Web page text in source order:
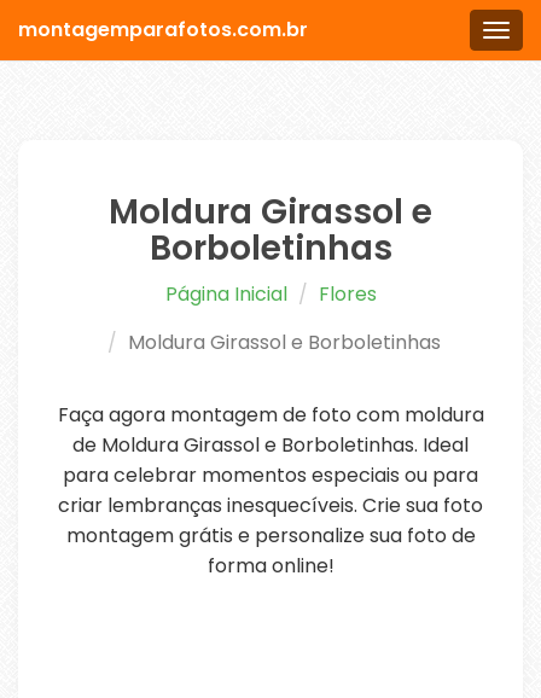
Menu
montagemparafotos.com.br
Moldura Girassol e
Borboletinhas
Página Inicial
Flores
Moldura Girassol e Borboletinhas
Faça agora montagem de foto com moldura
de Moldura Girassol e Borboletinhas. Ideal
para celebrar momentos especiais ou para
criar lembranças inesquecíveis. Crie sua foto
montagem grátis e personalize sua foto de
forma online!